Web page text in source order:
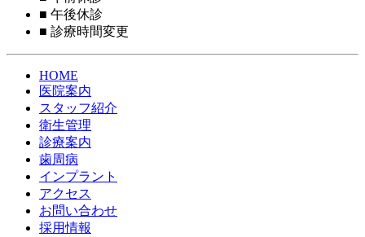
■ 午後休診
■ 診療時間変更
HOME
医院案内
スタッフ紹介
衛生管理
診療案内
歯周病
インプラント
アクセス
お問い合わせ
採用情報